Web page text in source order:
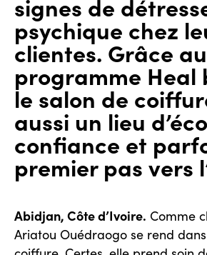
signes de
psychique chez
clientes. Grâce au
programme Heal
le salon de
aussi un lieu
confiance et
premier pas vers
Abidjan, Côte d’Ivoire. Comme
Ariatou Ouédraogo se rend